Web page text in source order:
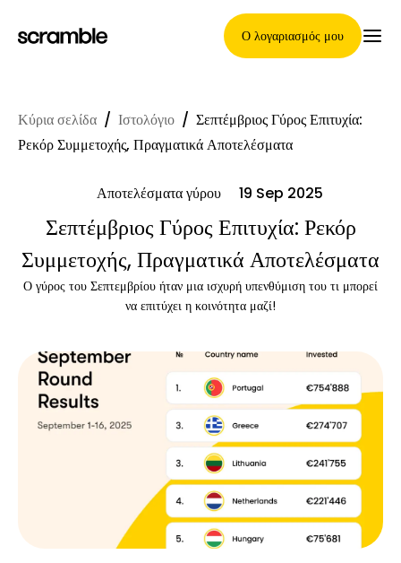
Ο λογαριασμός μου
Κύρια Σελίδα
Όροι ανάθεσης απαιτήσεων
Γκαλερί μαρκών
Επιλογή μάρκας
Υπολογιστές
Ιστορικό γύρων
Κύρια σελίδα / Ιστολόγιο / Σεπτέμβριος Γύρος Επιτυχία:
Ρεκόρ Συμμετοχής, Πραγματικά Αποτελέσματα
Αποτελέσματα γύρου 19 Sep 2025
Σεπτέμβριος Γύρος Επιτυχία: Ρεκόρ
Συμμετοχής, Πραγματικά Αποτελέσματα
Ο γύρος του Σεπτεμβρίου ήταν μια ισχυρή υπενθύμιση του τι μπορεί
να επιτύχει η κοινότητα μαζί!